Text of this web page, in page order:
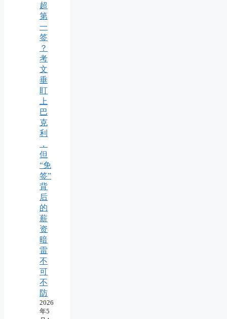
超
第
一
签
？
考
文
垂
盯
上
巴
克
利
，
但
“免
签”
背
后
的
薪
资
暗
雷
不
可
不
防
2026
年5